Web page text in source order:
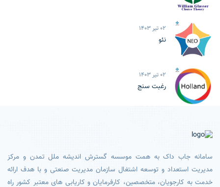
02 تیر 1403
نئو
02 تیر 1403
رغبت سنج
سامانه جاب داک به همت موسسه گسترش اندیشه ملل تمدن و مرکز
مدیریت استعداد و توسعه اشتغال سازمان مدیریت صنعتی و با هدف ارائه
خدمت به کارجویان، متخصصین، کارفرمایان و کاریابی های معتبر کشور راه